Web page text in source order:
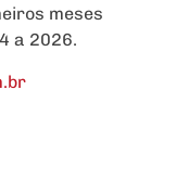
meses
a 2026.